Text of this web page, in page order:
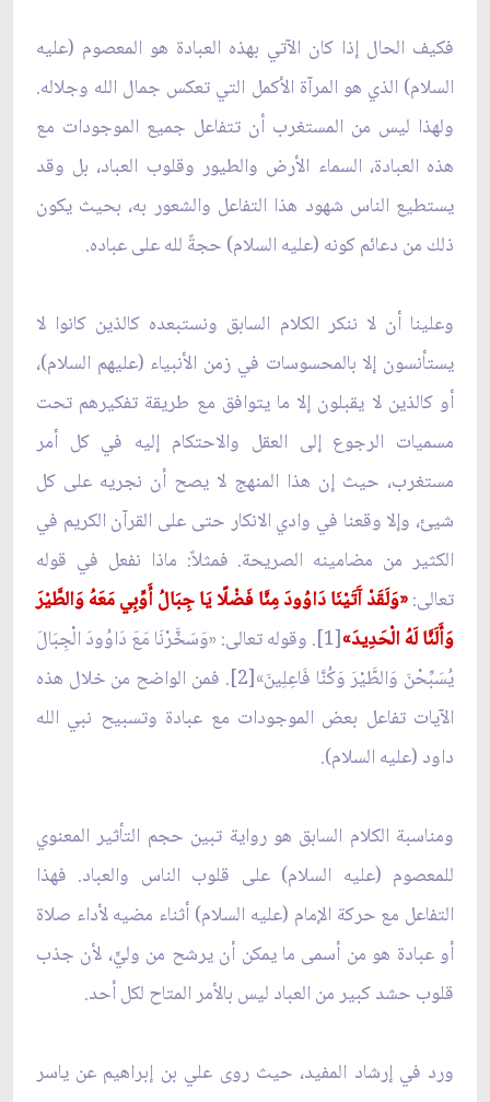
فكيف الحال إذا كان الآتي بهذه العبادة هو المعصوم (عليه
السلام) الذي هو المرآة الأكمل التي تعكس جمال الله وجلاله.
ولهذا ليس من المستغرب أن تتفاعل جميع الموجودات مع
هذه العبادة، السماء الأرض والطيور وقلوب العباد، بل وقد
يستطيع الناس شهود هذا التفاعل والشعور به، بحيث يكون
ذلك من دعائم كونه (عليه السلام) حجةً لله على عباده.
وعلينا أن لا ننكر الكلام السابق ونستبعده كالذين كانوا لا
يستأنسون إلا بالمحسوسات في زمن الأنبياء (عليهم السلام)،
أو كالذين لا يقبلون إلا ما يتوافق مع طريقة تفكيرهم تحت
مسميات الرجوع إلى العقل والاحتكام إليه في كل أمر
مستغرب، حيث إن هذا المنهج لا يصح أن نجريه على كل
شيئ، وإلا وقعنا في وادي الانكار حتى على القرآن الكريم في
الكثير من مضامينه الصريحة. فمثلاً: ماذا نفعل في قوله
تعالى:«وَلَقَدْ آَتَيْنَا دَاوُودَ مِنَّا فَضْلًا يَا جِبَالُ أَوِّبِي مَعَهُ وَالطَّيْرَ
وَأَلَنَّا لَهُ الْحَدِيدَ»
[1]. وقوله تعالى: «وَسَخَّرْنَا مَعَ دَاوُودَ الْجِبَالَ
يُسَبِّحْنَ وَالطَّيْرَ وَكُنَّا فَاعِلِينَ»[2]. فمن الواضح من خلال هذه
الآيات تفاعل بعض الموجودات مع عبادة وتسبيح نبي الله
داود (عليه السلام).
ومناسبة الكلام السابق هو رواية تبين حجم التأثير المعنوي
للمعصوم (عليه السلام) على قلوب الناس والعباد. فهذا
التفاعل مع حركة الإمام (عليه السلام) أثناء مضيه لأداء صلاة
أو عبادة هو من أسمى ما يمكن أن يرشح من وليٍّ، لأن جذب
قلوب حشد كبير من العباد ليس بالأمر المتاح لكل أحد.
ورد في إرشاد المفيد، حيث روى علي بن إبراهيم عن ياسر